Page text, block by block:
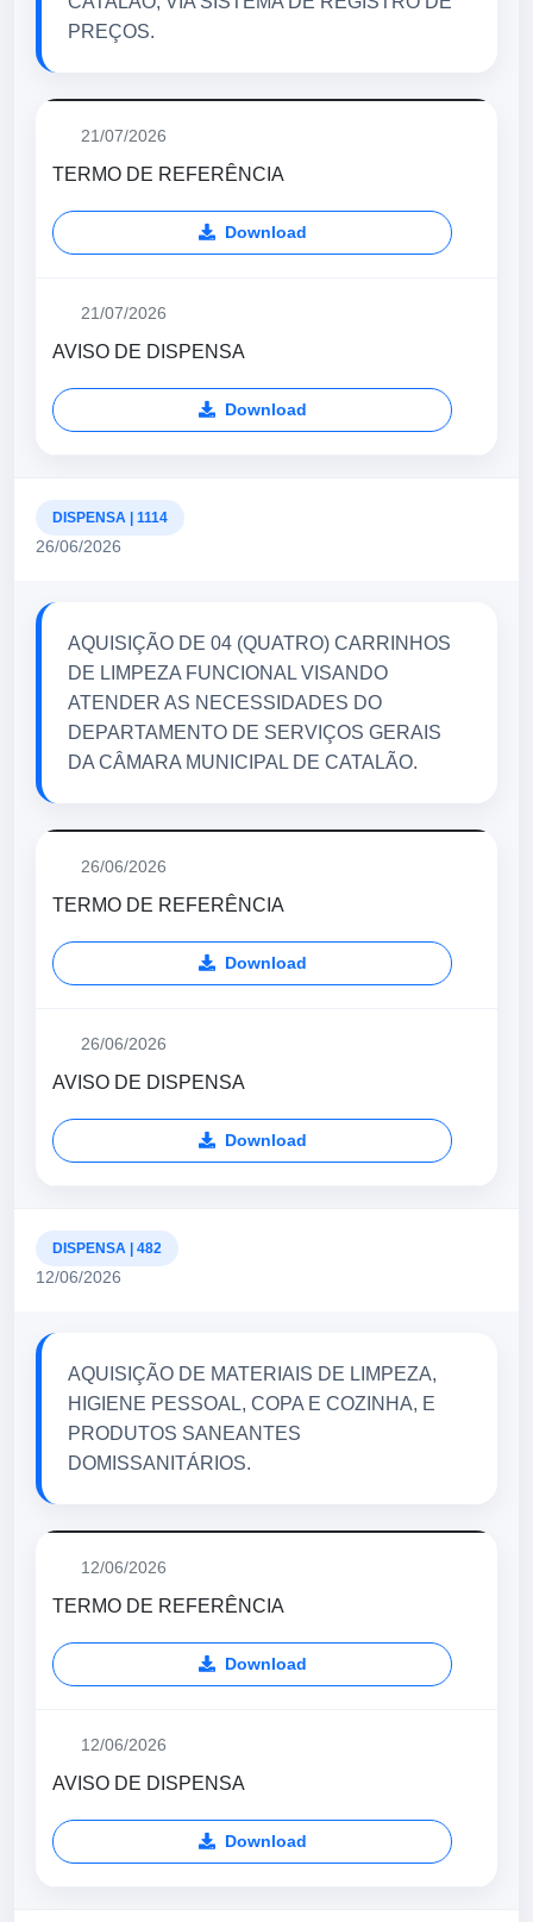
PREÇOS.
21/07/2026
TERMO DE REFERÊNCIA
Download
21/07/2026
AVISO DE DISPENSA
Download
DISPENSA | 1114
26/06/2026
AQUISIÇÃO DE 04 (QUATRO) CARRINHOS
DE LIMPEZA FUNCIONAL VISANDO
ATENDER AS NECESSIDADES DO
DEPARTAMENTO DE SERVIÇOS GERAIS
DA CÂMARA MUNICIPAL DE CATALÃO.
26/06/2026
TERMO DE REFERÊNCIA
Download
26/06/2026
AVISO DE DISPENSA
Download
DISPENSA | 482
12/06/2026
AQUISIÇÃO DE MATERIAIS DE LIMPEZA,
HIGIENE PESSOAL, COPA E COZINHA, E
PRODUTOS SANEANTES
DOMISSANITÁRIOS.
12/06/2026
TERMO DE REFERÊNCIA
Download
12/06/2026
AVISO DE DISPENSA
Download